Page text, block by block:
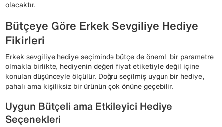
olacaktır.
Bütçeye Göre Erkek Sevgiliye Hediye
Fikirleri
Erkek sevgiliye hediye seçiminde bütçe de önemli bir parametre
olmakla birlikte, hediyenin değeri fiyat etiketiyle değil içine
konulan düşünceyle ölçülür. Doğru seçilmiş uygun bir hediye,
pahalı ama kişiliksiz bir ürünün çok önüne geçebilir.
Uygun Bütçeli ama Etkileyici Hediye
Seçenekleri